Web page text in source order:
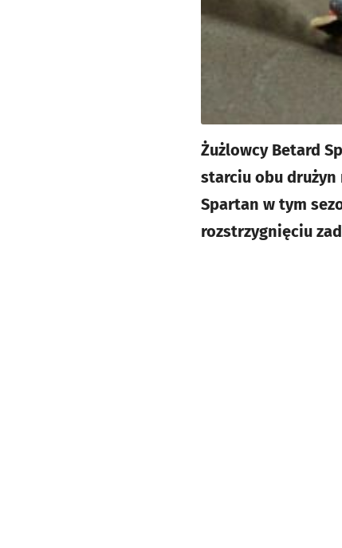
Żużlowcy Betard
starciu obu drużyn
Spartan w tym
rozstrzygnięciu